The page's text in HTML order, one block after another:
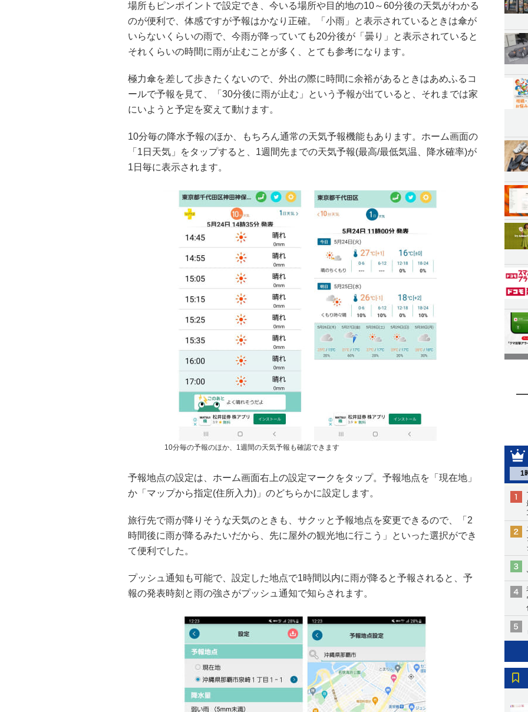
1
場所もピンポイントで設定でき、今いる場所や目的地の10～60分後の天気がわかる
のが便利で、体感ですが予報はかなり正確。「小雨」と表示されているときは傘が
いらないくらいの雨で、今雨が降っていても20分後が「曇り」と表示されていると
それくらいの時間に雨が止むことが多く、とても参考になります。
極力傘を差して歩きたくないので、外出の際に時間に余裕があるときはあめふるコ
ールで予報を見て、「30分後に雨が止む」という予報が出ていると、それまでは家
にいようと予定を変えて動けます。
10分毎の降水予報のほか、もちろん通常の天気予報機能もあります。ホーム画面の
「1日天気」をタップすると、1週間先までの天気予報(最高/最低気温、降水確率)が
1日毎に表示されます。
10分毎の予報のほか、1週間の天気予報も確認できます
予報地点の設定は、ホーム画面右上の設定マークをタップ。予報地点を「現在地」
か「マップから指定(住所入力)」のどちらかに設定します。
旅行先で雨が降りそうな天気のときも、サクッと予報地点を変更できるので、「2
時間後に雨が降るみたいだから、先に屋外の観光地に行こう」といった選択ができ
て便利でした。
プッシュ通知も可能で、設定した地点で1時間以内に雨が降ると予報されると、予
報の発表時刻と雨の強さがプッシュ通知で知らされます。